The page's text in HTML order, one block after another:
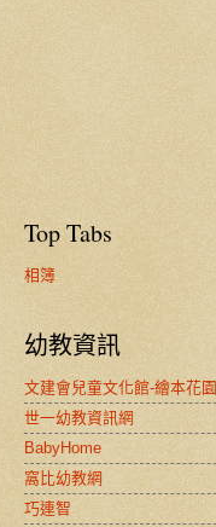
Top Tabs
相簿
幼教資訊
文建會兒童文化館-繪本花園
世一幼教資訊網
BabyHome
窩比幼教網
巧連智